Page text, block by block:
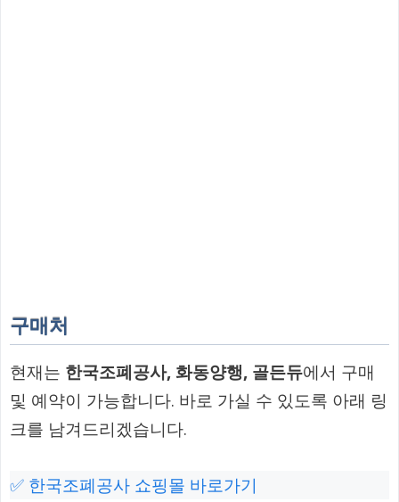
구매처
현재는 한국조폐공사, 화동양행, 골든듀에서 구매
및 예약이 가능합니다. 바로 가실 수 있도록 아래 링
크를 남겨드리겠습니다.
✅ 한국조폐공사 쇼핑몰 바로가기